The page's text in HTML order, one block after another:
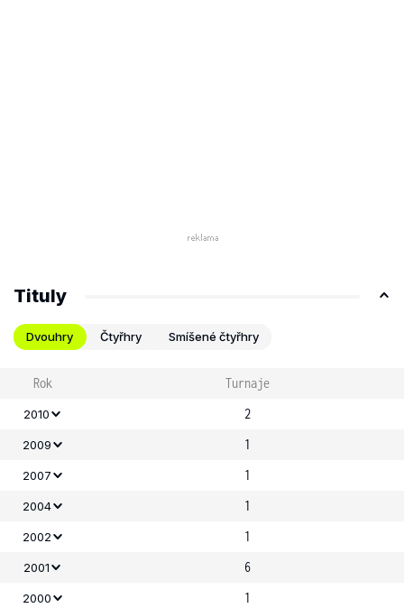
Tituly
Dvouhry Čtyřhry Smíšené čtyřhry
Rok Turnaje
2010 2
2009 1
2007 1
2004 1
2002 1
2001 6
2000 1